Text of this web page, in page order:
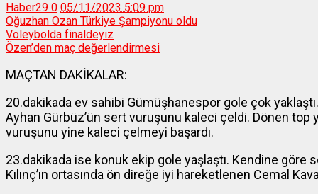
Haber29 0 05/11/2023 5:09 pm
Oğuzhan Ozan Türkiye Şampiyonu oldu
Voleybolda finaldeyiz
Özen’den maç değerlendirmesi
MAÇTAN DAKİKALAR:
20.dakikada ev sahibi Gümüşhanespor gole çok
Ayhan Gürbüz’ün sert vuruşunu kaleci çeldi. Dönen top
vuruşunu yine kaleci çelmeyi başardı.
23.dakikada ise konuk ekip gole yaşlaştı. Kendine göre
Kılınç’ın ortasında ön direğe iyi hareketlenen Cemal